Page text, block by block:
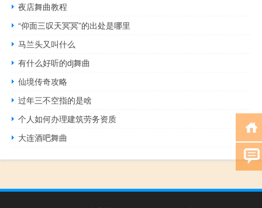
夜店舞曲教程
“仰面三叹天冥冥”的出处是哪里
马兰头又叫什么
有什么好听的dj舞曲
仙境传奇攻略
过年三不空指的是啥
个人如何办理建筑劳务资质
大连酒吧舞曲